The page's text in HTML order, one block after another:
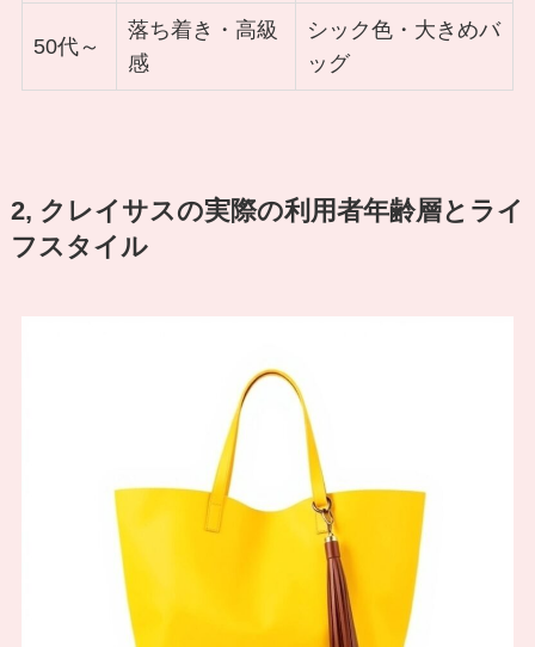
50代～
落ち着き・高級
感
シック色・大きめバ
ッグ
2, クレイサスの実際の利用者年齢層とライ
フスタイル